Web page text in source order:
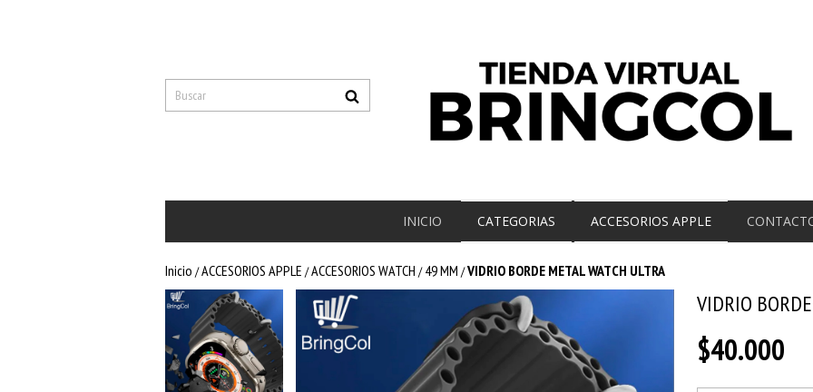
INICIO CATEGORIAS ACCESORIOS APPLE
Inicio /ACCESORIOS APPLE /ACCESORIOS WATCH / 49 MM /VIDRIO BORDE METAL WATCH ULTRA
VIDRIO
$40.000